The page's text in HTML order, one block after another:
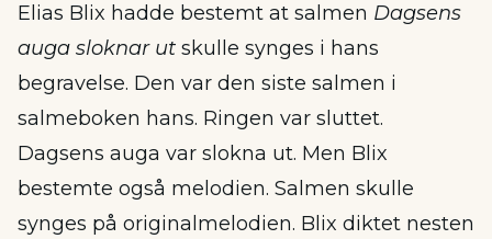
Elias Blix hadde bestemt at salmen Dagsens
auga sloknar ut skulle synges i hans
begravelse. Den var den siste salmen i
salmeboken hans. Ringen var sluttet.
Dagsens auga var slokna ut. Men Blix
bestemte også melodien. Salmen skulle
synges på originalmelodien. Blix diktet nesten